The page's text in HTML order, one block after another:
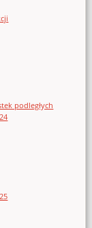
podległych